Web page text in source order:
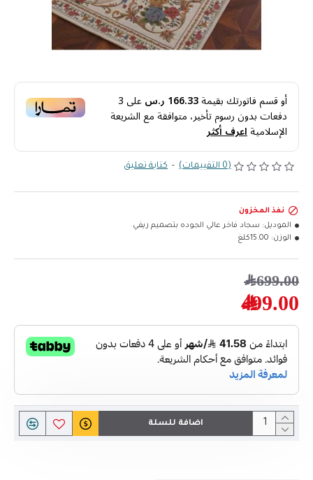
أو قسم فاتورتك بقيمة166.33 ر.س على3
دفعات بدون رسوم تأخير، متوافقة مع الشريعة
الإسلاميةاعرف أكثر
(0 التقييمات) - كتابة تعليق
499.00﷼
699.00﷼
نفذ المخزون
الموديل: سجاد فاخر عالي الجوده بتصميم ريفي
الوزن: 15.00كلغ
اضافة للسلة